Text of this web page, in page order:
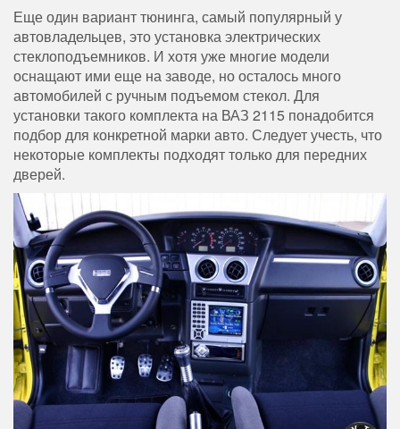
Еще один вариант тюнинга, самый популярный у
автовладельцев, это установка электрических
стеклоподъемников. И хотя уже многие модели
оснащают ими еще на заводе, но осталось много
автомобилей с ручным подъемом стекол. Для
установки такого комплекта на ВАЗ 2115 понадобится
подбор для конкретной марки авто. Следует учесть, что
некоторые комплекты подходят только для передних
дверей.